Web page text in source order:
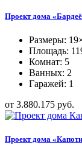
Проект дома
Размеры:
Площадь:
Комнат: 5
Ванных: 2
Гаражей: 1
от 3.880.175 руб.
Проект дома